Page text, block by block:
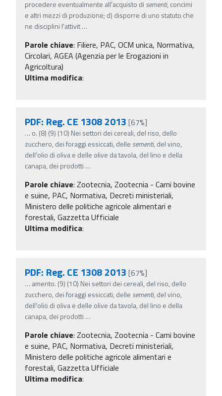
procedere eventualmente all'acquisto di sementi, concimi
e altri mezzi di produzione; d) disporre di uno statuto che
ne disciplini l'attivit…
Parole chiave: Filiere, PAC, OCM unica, Normativa,
Circolari, AGEA (Agenzia per le Erogazioni in
Agricoltura)
Ultima modifica:
PDF: Reg. CE 1308 2013 [67%]
… o. (8) (9) (10) Nei settori dei cereali, del riso, dello
zucchero, dei foraggi essiccati, delle sementi, del vino,
dell'olio di oliva e delle olive da tavola, del lino e della
canapa, dei prodotti …
Parole chiave: Zootecnia, Zootecnia - Carni bovine
e suine, PAC, Normativa, Decreti ministeriali,
Ministero delle politiche agricole alimentari e
forestali, Gazzetta Ufficiale
Ultima modifica:
PDF: Reg. CE 1308 2013 [67%]
… amento. (9) (10) Nei settori dei cereali, del riso, dello
zucchero, dei foraggi essiccati, delle sementi, del vino,
dell'olio di oliva e delle olive da tavola, del lino e della
canapa, dei prodotti …
Parole chiave: Zootecnia, Zootecnia - Carni bovine
e suine, PAC, Normativa, Decreti ministeriali,
Ministero delle politiche agricole alimentari e
forestali, Gazzetta Ufficiale
Ultima modifica: